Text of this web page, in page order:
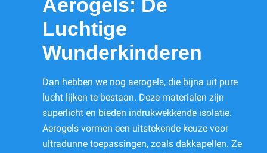
Aerogels: De
Luchtige
Wunderkinderen
Dan hebben we nog aerogels, die bijna uit pure
lucht lijken te bestaan. Deze materialen zijn
superlicht en bieden indrukwekkende isolatie.
Aerogels vormen een uitstekende keuze voor
ultradunne toepassingen, zoals dakkapellen. Ze